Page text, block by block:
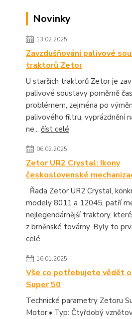
Novinky
13.02.2025
Zavzdušňování palivové
traktorů Zetor
U starších traktorů Zetor je
palivové soustavy poměrně
problémem, zejména po
palivového filtru, vyprázdnění
ne... číst celé
06.02.2025
Zetor UR2 Crystal: Ikony
československé
Řada Zetor UR2 Crystal,
modely 8011 a 12045, patří
nejlegendárnější traktory,
z brněnské továrny. Byly to
celé
16.01.2025
Vše co potřebujete vědět
Super 50
Technické parametry Zetoru
Motor:• Typ: Čtyřdobý